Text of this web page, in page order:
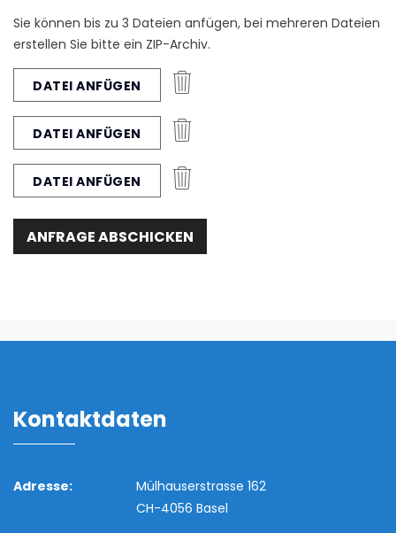
Sie können bis zu 3 Dateien anfügen, bei mehreren Dateien
erstellen Sie bitte ein ZIP-Archiv.
DATEI ANFÜGEN
DATEI ANFÜGEN
DATEI ANFÜGEN
Kontaktdaten
Adresse:
Mülhauserstrasse 162
CH-4056 Basel